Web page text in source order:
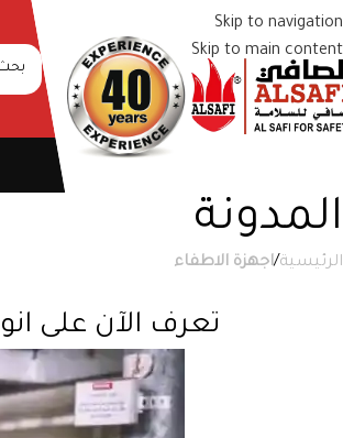
Skip to navigation
Skip to main content
المدونة
الرئيسية/اجهزة الاطفاء
تعرف الآن على